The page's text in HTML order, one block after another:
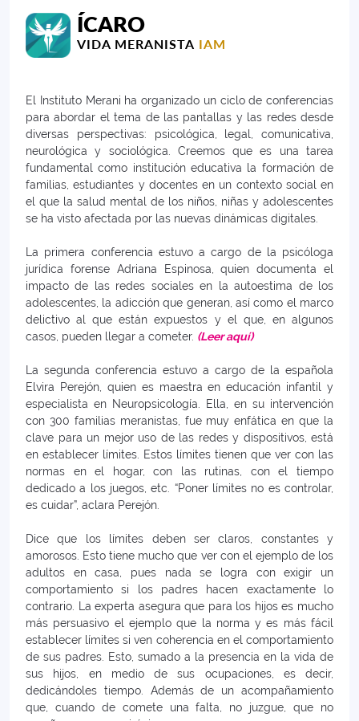
ÍCARO
VIDA MERANISTA IAM
El Instituto Merani ha organizado un ciclo de conferencias
para abordar el tema de las pantallas y las redes desde
diversas perspectivas: psicológica, legal, comunicativa,
neurológica y sociológica. Creemos que es una tarea
fundamental como institución educativa la formación de
familias, estudiantes y docentes en un contexto social en
el que la salud mental de los niños, niñas y adolescentes
se ha visto afectada por las nuevas dinámicas digitales.
La primera conferencia estuvo a cargo de la psicóloga
jurídica forense Adriana Espinosa, quien documenta el
impacto de las redes sociales en la autoestima de los
adolescentes, la adicción que generan, así como el marco
delictivo al que están expuestos y el que, en algunos
casos, pueden llegar a cometer. (Leer aquí)
La segunda conferencia estuvo a cargo de la española
Elvira Perejón, quien es maestra en educación infantil y
especialista en Neuropsicología. Ella, en su intervención
con 300 familias meranistas, fue muy enfática en que la
clave para un mejor uso de las redes y dispositivos, está
en establecer límites. Estos límites tienen que ver con las
normas en el hogar, con las rutinas, con el tiempo
dedicado a los juegos, etc. “Poner límites no es controlar,
es cuidar”, aclara Perejón.
Dice que los límites deben ser claros, constantes y
amorosos. Esto tiene mucho que ver con el ejemplo de los
adultos en casa, pues nada se logra con exigir un
comportamiento si los padres hacen exactamente lo
contrario. La experta asegura que para los hijos es mucho
más persuasivo el ejemplo que la norma y es más fácil
establecer límites si ven coherencia en el comportamiento
de sus padres. Esto, sumado a la presencia en la vida de
sus hijos, en medio de sus ocupaciones, es decir,
dedicándoles tiempo. Además de un acompañamiento
que, cuando de comete una falta, no juzgue, que no